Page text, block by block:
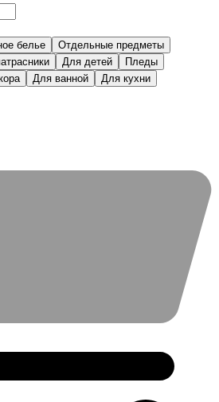
белье
Отдельные предметы
Для детей
Пледы
Для ванной
Для кухни